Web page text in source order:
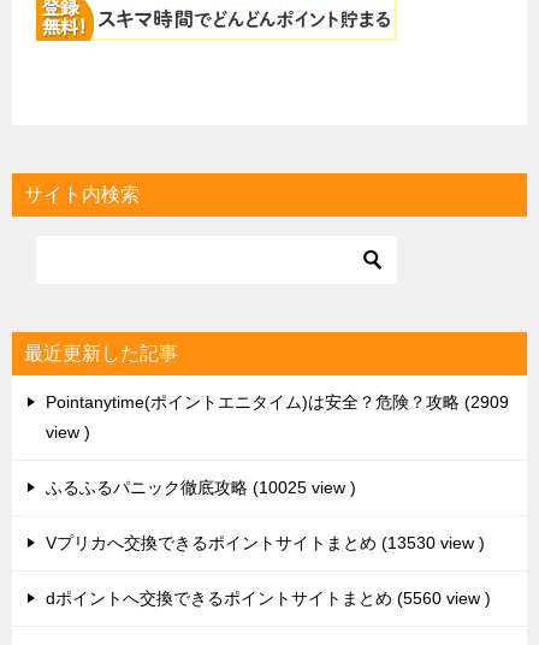
view
dポイントへ交換できるポイントサイトまとめ
infoQのポイント交換先・換金手順 9944 view
最近のコメント
ふるふるパニック徹底攻略に名無し より